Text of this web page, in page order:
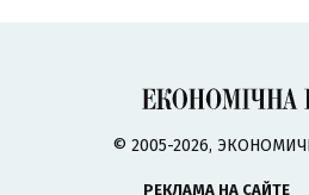
© 2005-2026,
РЕКЛАМА НА САЙТЕ